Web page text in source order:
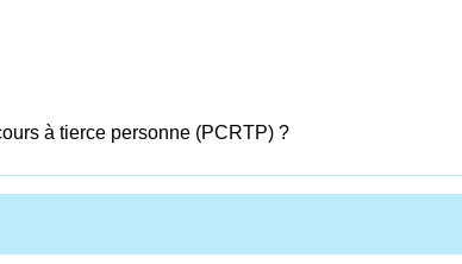
à tierce personne (PCRTP) ?